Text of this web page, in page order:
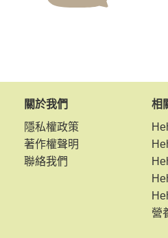
關於我們
隱私權政策
著作權聲明
聯絡我們
相
營